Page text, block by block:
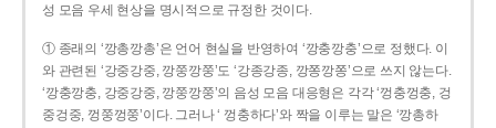
성 모음 우세 현상을 명시적으로 규정한 것이다.
① 종래의 ‘깡총깡총’은 언어 현실을 반영하여 ‘깡충깡충’으로 정했다. 이
와 관련된 ‘강중강중, 깡쭝깡쭝’도 ‘강종강종, 깡쫑깡쫑’으로 쓰지 않는다.
‘깡충깡충, 강중강중, 깡쭝깡쭝’의 음성 모음 대응형은 각각 ‘껑충껑충, 겅
중겅중, 껑쭝껑쭝’이다. 그러나 ‘ 껑충하다’와 짝을 이루는 말은 ‘깡총하